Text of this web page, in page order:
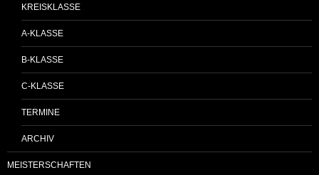
KREISKLASSE
A-KLASSE
B-KLASSE
C-KLASSE
TERMINE
ARCHIV
MEISTERSCHAFTEN